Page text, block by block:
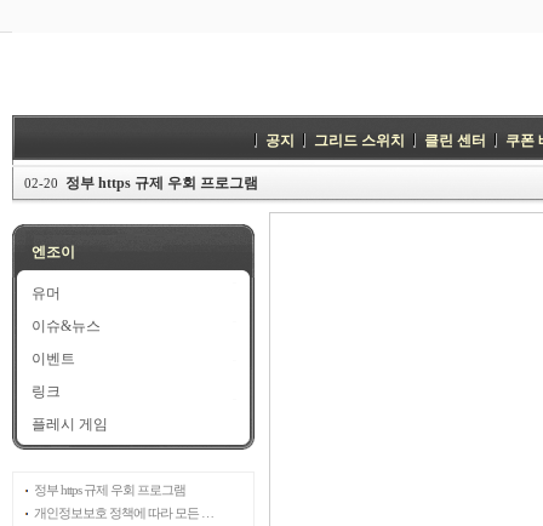
공지 그리드 스위치 클린 센터 쿠폰
02-20 정부 https 규제 우회 프로그램
엔조이
유머
이슈&뉴스
이벤트
링크
플레시 게임
정부 https 규제 우회 프로그램
개인정보보호 정책에 따라 모든 …